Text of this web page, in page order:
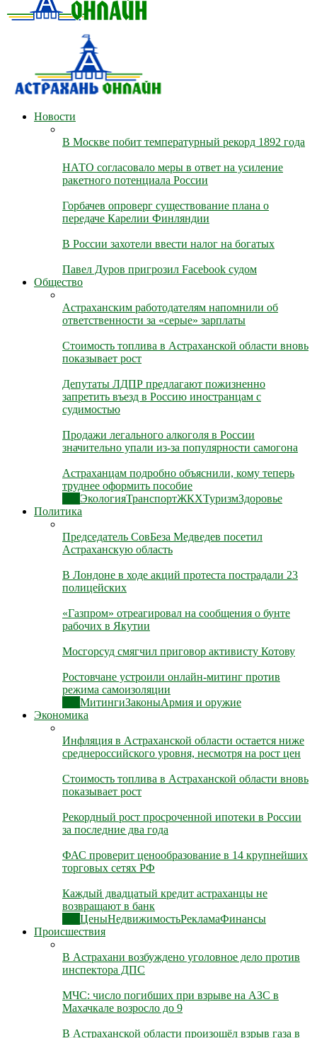
Новости
В Москве побит температурный рекорд 1892 года
НАТО согласовало меры в ответ на усиление
ракетного потенциала России
Горбачев опроверг существование плана о
передаче Карелии Финляндии
В России захотели ввести налог на богатых
Павел Дуров пригрозил Facebook судом
Общество
Астраханским работодателям напомнили об
ответственности за «серые» зарплаты
Стоимость топлива в Астраханской области вновь
показывает рост
Депутаты ЛДПР предлагают пожизненно
запретить въезд в Россию иностранцам с
судимостью
Продажи легального алкоголя в России
значительно упали из-за популярности самогона
Астраханцам подробно объяснили, кому теперь
труднее оформить пособие
ЭкологияТранспортЖКХТуризмЗдоровье
Политика
Председатель СовБеза Медведев посетил
Астраханскую область
В Лондоне в ходе акций протеста пострадали 23
полицейских
«Газпром» отреагировал на сообщения о бунте
рабочих в Якутии
Мосгорсуд смягчил приговор активисту Котову
Ростовчане устроили онлайн-митинг против
режима самоизоляции
МитингиЗаконыАрмия и оружие
Экономика
Инфляция в Астраханской области остается ниже
среднероссийского уровня, несмотря на рост цен
Стоимость топлива в Астраханской области вновь
показывает рост
Рекордный рост просроченной ипотеки в России
за последние два года
ФАС проверит ценообразование в 14 крупнейших
торговых сетях РФ
Каждый двадцатый кредит астраханцы не
возвращают в банк
ЦеныНедвижимостьРекламаФинансы
Происшествия
В Астрахани возбуждено уголовное дело против
инспектора ДПС
МЧС: число погибших при взрыве на АЗС в
Махачкале возросло до 9
В Астраханской области произошёл взрыв газа в